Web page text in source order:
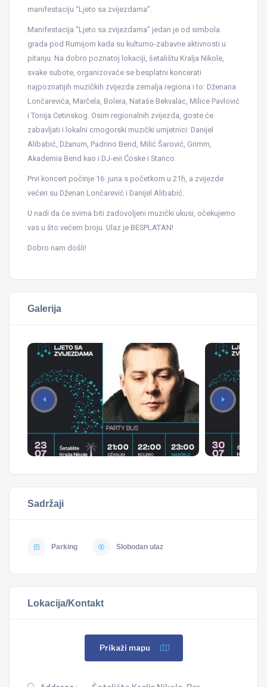
manifestaciju “Ljeto sa zvijezdama”.
Manifestacija “Ljeto sa zvijezdama” jedan je od simbola
grada pod Rumijom kada su kulturno-zabavne aktivnosti u
pitanju. Na dobro poznatoj lokaciji, šetalištu Kralja Nikole,
svake subote, organizovaće se besplatni koncerati
najpoznatijih muzičkih zvijezda zemalja regiona i to: Dženana
Lončarevića, Marčela, Bolera, Nataše Bekvalac, Milice Pavlović
i Tonija Cetinskog. Osim regionalnih zvijezda, goste će
zabavljati i lokalni crnogorski muzički umjetnici: Danijel
Alibabić, Džanum, Padrino Bend, Milić Šarović, Grimm,
Akademia Bend kao i DJ-evi Ćoske i Stanco.
Prvi koncert počinje 16. juna s početkom u 21h, a zvijezde
večeri su Dženan Lončarević i Danijel Alibabić.
U nadi da će svima biti zadovoljeni muzički ukusi, očekujemo
vas u što većem broju. Ulaz je BESPLATAN!
Dobro nam došli!
Galerija
Sadržaji
Parking Slobodan ulaz
Lokacija/Kontakt
Prikaži mapu